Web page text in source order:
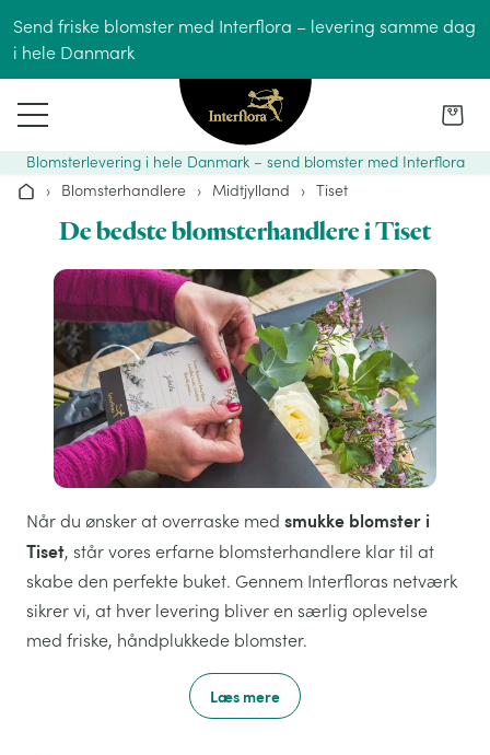
Send friske blomster med Interflora – levering samme dag
i hele Danmark
Blomsterlevering i hele Danmark – send blomster med Interflora
Hjem› Blomsterhandlere › Midtjylland › Tiset
De bedste blomsterhandlere i Tiset
Når du ønsker at overraske med smukke blomster i
Tiset, står vores erfarne blomsterhandlere klar til at
skabe den perfekte buket. Gennem Interfloras netværk
sikrer vi, at hver levering bliver en særlig oplevelse
med friske, håndplukkede blomster.
Læs mere